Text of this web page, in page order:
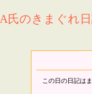
A氏のきまぐれ
この日の日記は